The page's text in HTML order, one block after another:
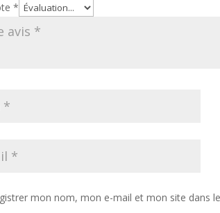
*
mon nom, mon e-mail et mon site dans